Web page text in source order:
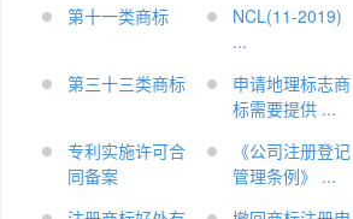
第十一类商标
NCL(11-2019)
...
第三十三类商标
申请地理标志商
标需要提供 ...
专利实施许可合
同备案
《公司注册登记
管理条例》 ...